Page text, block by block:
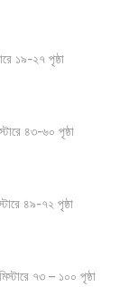
১৯-২৭ পৃষ্ঠা
৪৩-৬০ পৃষ্ঠা
৪৯-৭২ পৃষ্ঠা
৭৩ – ১০০ পৃষ্ঠা